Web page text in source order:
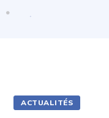
ACTUALITÉS